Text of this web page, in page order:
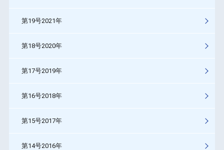
第19号2021年
第18号2020年
第17号2019年
第16号2018年
第15号2017年
第14号2016年